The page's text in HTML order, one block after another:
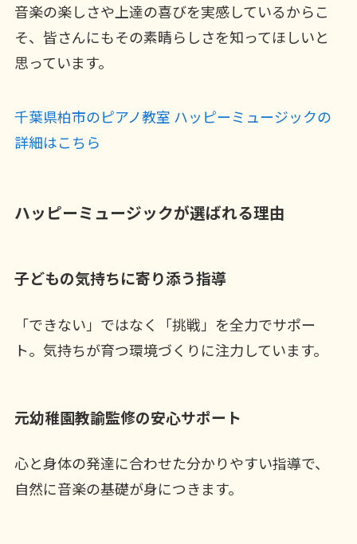
音楽の楽しさや上達の喜びを実感しているからこ
そ、皆さんにもその素晴らしさを知ってほしいと
思っています。
千葉県柏市のピアノ教室 ハッピーミュージックの
詳細はこちら
ハッピーミュージックが選ばれる理由
子どもの気持ちに寄り添う指導
「できない」ではなく「挑戦」を全力でサポー
ト。気持ちが育つ環境づくりに注力しています。
元幼稚園教諭監修の安心サポート
心と身体の発達に合わせた分かりやすい指導で、
自然に音楽の基礎が身につきます。